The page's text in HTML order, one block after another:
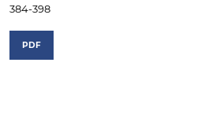
384-398
PDF